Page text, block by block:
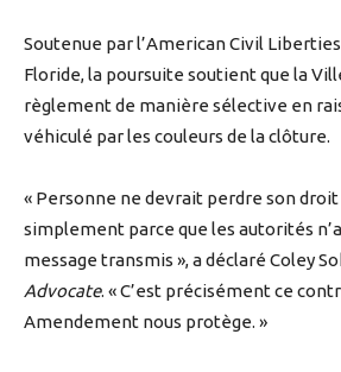
Soutenue par l’American Civil Liberties
Floride, la poursuite soutient que la
règlement de manière sélective en
véhiculé par les couleurs de la clôture.
« Personne ne devrait perdre son
simplement parce que les autorités
message transmis », a déclaré Coley
Advocate. « C’est précisément ce
Amendement nous protège. »